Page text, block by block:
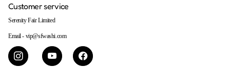
Customer service
Serenity Fair Limited
Email - vip@sfwashi.com